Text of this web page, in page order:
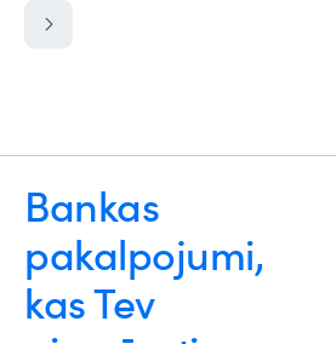
Bankas
pakalpojumi,
kas Tev